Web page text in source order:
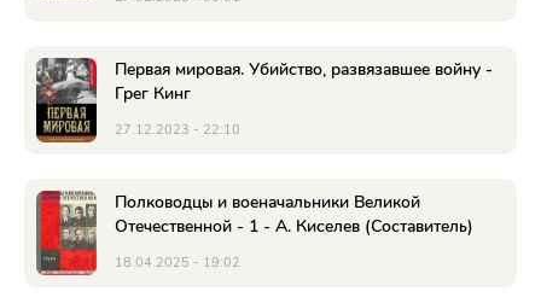
Первая мировая. Убийство, развязавшее войну -
Грег Кинг
27.12.2023 - 22:10
Полководцы и военачальники Великой
Отечественной - 1 - А. Киселев (Составитель)
18.04.2025 - 19:02